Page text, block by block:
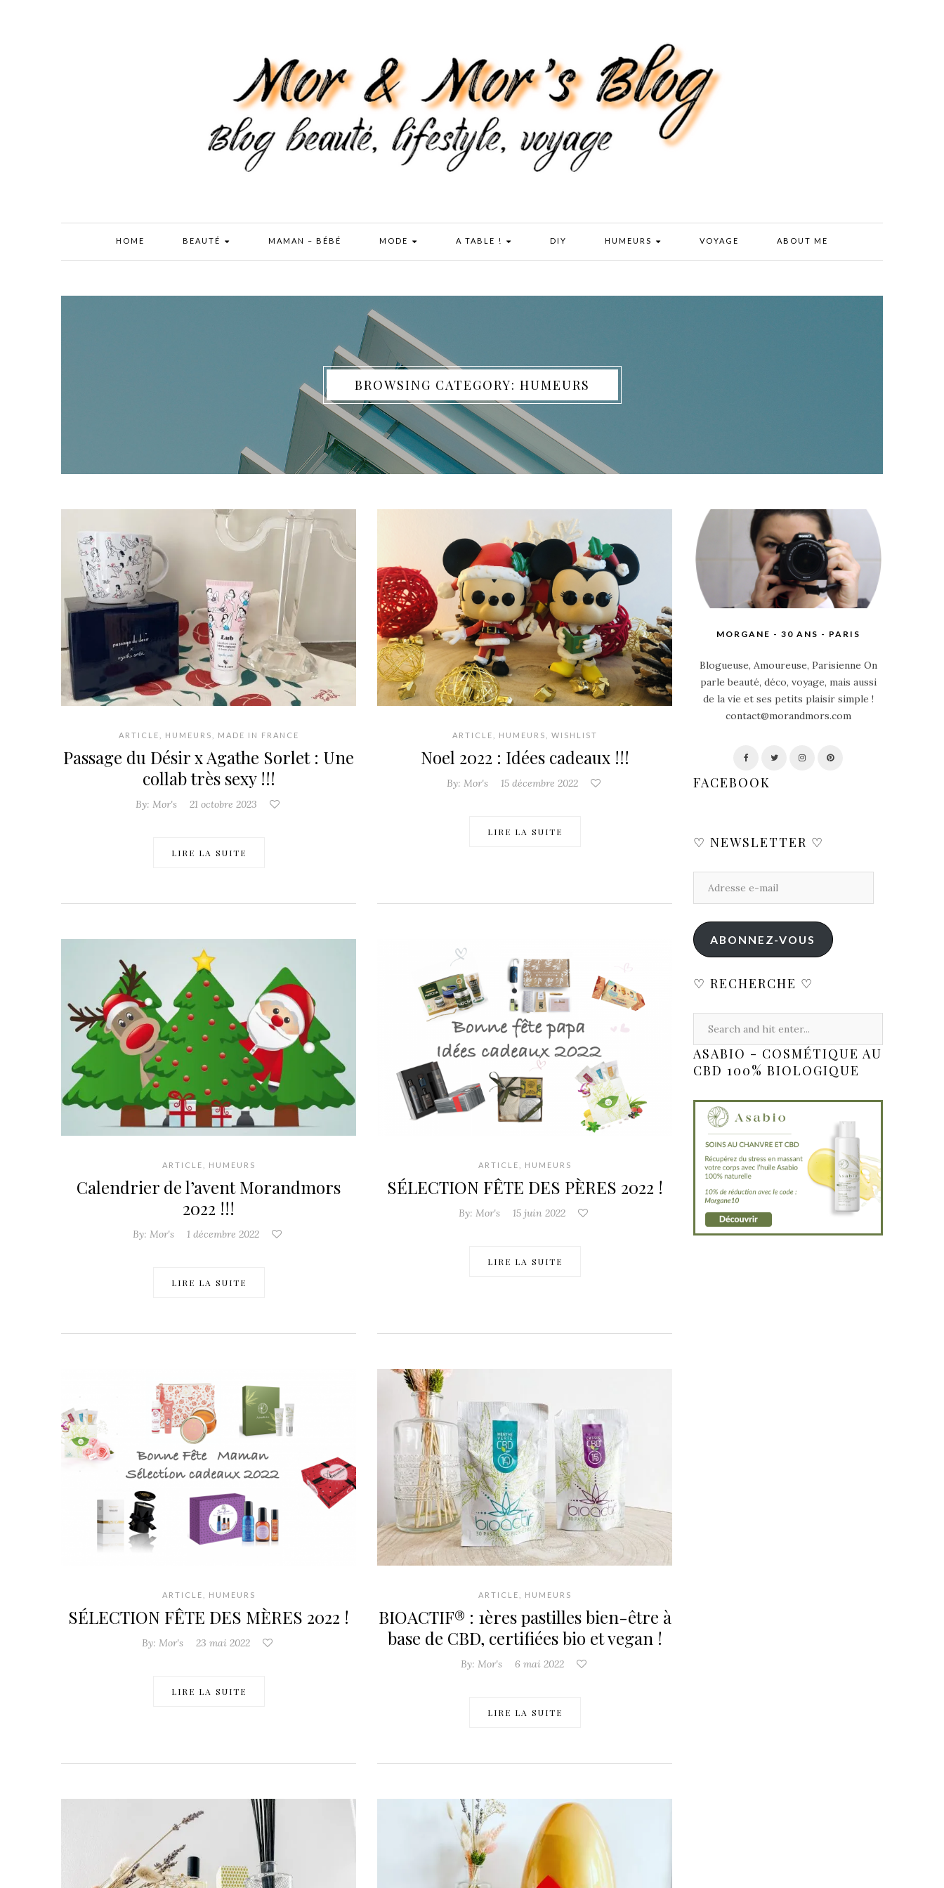
HOME BEAUTÉ MAMAN – BÉBÉ MODE A TABLE ! DIY HUMEURS VOYAGE ABOUT ME
BROWSING CATEGORY: HUMEURS
ARTICLE HUMEURS MADE IN FRANCE
Passage du Désir x Agathe Sorlet : Une
collab très sexy !!!
By: Mor's 21 octobre 2023
LIRE LA SUITE
ARTICLE HUMEURS WISHLIST
Noel 2022 : Idées cadeaux !!!
By: Mor's 15 décembre 2022
LIRE LA SUITE
ARTICLE HUMEURS
Calendrier de l’avent Morandmors
2022 !!!
By: Mor's 1 décembre 2022
LIRE LA SUITE
ARTICLE HUMEURS
SÉLECTION FÊTE DES PÈRES 2022 !
By: Mor's 15 juin 2022
LIRE LA SUITE
ARTICLE HUMEURS
SÉLECTION FÊTE DES MÈRES 2022 !
By: Mor's 23 mai 2022
LIRE LA SUITE
ARTICLE HUMEURS
BIOACTIF® : 1ères pastilles bien-être à
base de CBD, certifiées bio et vegan !
By: Mor's 6 mai 2022
LIRE LA SUITE
MORGANE - 30 ANS - PARIS
Blogueuse, Amoureuse, Parisienne On
parle beauté, déco, voyage, mais aussi
de la vie et ses petits plaisir simple !
contact@morandmors.com
FACEBOOK
♡ NEWSLETTER ♡
ABONNEZ-VOUS
♡ RECHERCHE ♡
ASABIO - COSMÉTIQUE AU
CBD 100% BIOLOGIQUE